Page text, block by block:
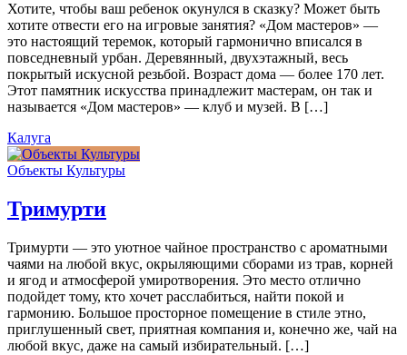
Хотите, чтобы ваш ребенок окунулся в сказку? Может быть
хотите отвести его на игровые занятия? «Дом мастеров» —
это настоящий теремок, который гармонично вписался в
повседневный урбан. Деревянный, двухэтажный, весь
покрытый искусной резьбой. Возраст дома — более 170 лет.
Этот памятник искусства принадлежит мастерам, он так и
называется «Дом мастеров» — клуб и музей. В […]
Калуга
Объекты Культуры
Тримурти
Тримурти — это уютное чайное пространство с ароматными
чаями на любой вкус, окрыляющими сборами из трав, корней
и ягод и атмосферой умиротворения. Это место отлично
подойдет тому, кто хочет расслабиться, найти покой и
гармонию. Большое просторное помещение в стиле этно,
приглушенный свет, приятная компания и, конечно же, чай на
любой вкус, даже на самый избирательный. […]